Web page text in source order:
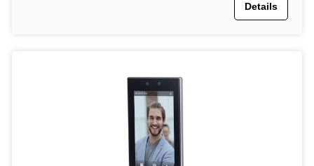
Details